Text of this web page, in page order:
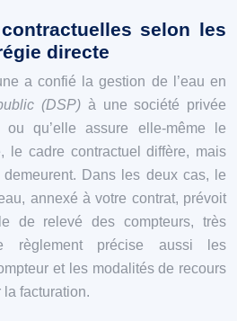
selon les
directe
a confié la gestion de l’eau en
(DSP) à une société privée
qu’elle assure elle-même le
le cadre contractuel diffère, mais
Dans les deux cas, le
annexé à votre contrat, prévoit
de relevé des compteurs, très
règlement précise aussi les
et les modalités de recours
facturation.